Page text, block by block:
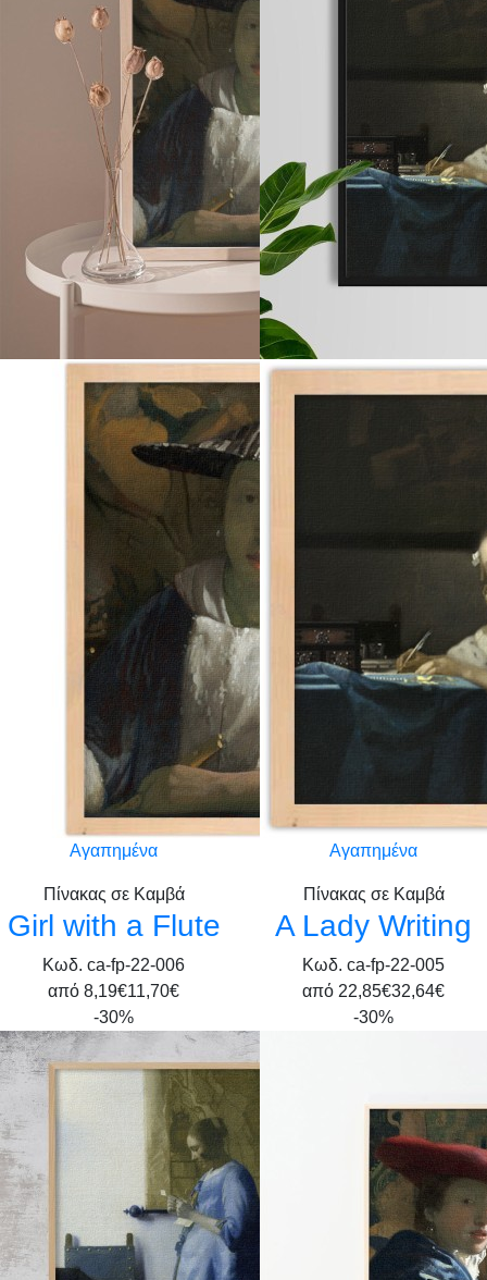
Αγαπημένα
Πίνακας σε Καμβά
Girl with a Flute
Κωδ. ca-fp-22-006
από 8,19€11,70€
Αγαπημένα
Πίνακας σε Καμβά
A Lady Writing
Κωδ. ca-fp-22-005
από 22,85€32,64€
-30%
-30%